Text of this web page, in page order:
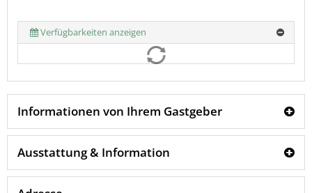
Verfügbarkeiten anzeigen
Informationen von Ihrem Gastgeber
Ausstattung & Information